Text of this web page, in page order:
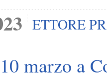
ETTORE
marzo a